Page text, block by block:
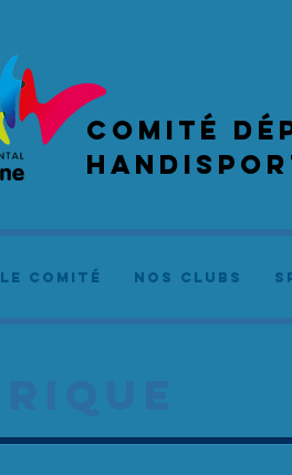
COMIté
le comité NOS CLUBS